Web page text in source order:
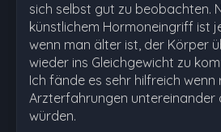
sich selbst gut zu beobachten.
künstlichem Hormoneingriff ist
wenn man älter ist, der Körper
wieder ins Gleichgewicht zu
Ich fände es sehr hilfreich
Arzterfahrungen untereinander
würden.